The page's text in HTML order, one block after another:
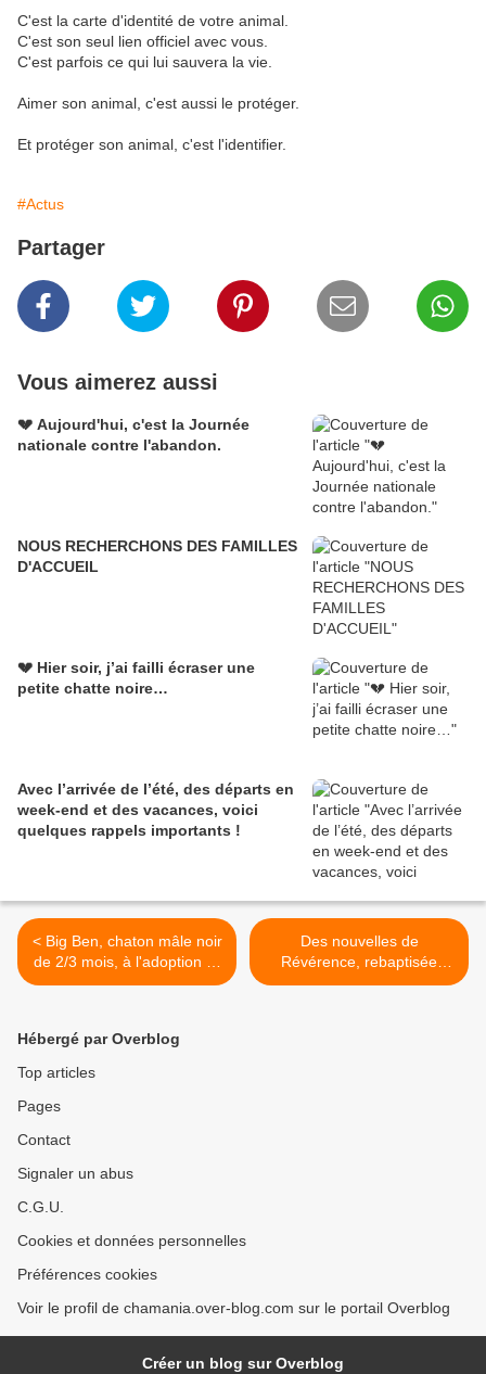
C'est la carte d'identité de votre animal.
C'est son seul lien officiel avec vous.
C'est parfois ce qui lui sauvera la vie.
Aimer son animal, c'est aussi le protéger.
Et protéger son animal, c'est l'identifier.
#Actus
Partager
Vous aimerez aussi
💔 Aujourd'hui, c'est la Journée
nationale contre l'abandon.
NOUS RECHERCHONS DES FAMILLES
D'ACCUEIL
💔 Hier soir, j’ai failli écraser une
petite chatte noire…
Avec l’arrivée de l’été, des départs en
week-end et des vacances, voici
quelques rappels importants !
< Big Ben, chaton mâle noir
de 2/3 mois, à l'adoption ->
adopté
Des nouvelles de
Révérence, rebaptisée
Rebelle, adoptée en
Hébergé par Overblog
Top articles
Pages
Contact
Signaler un abus
C.G.U.
Cookies et données personnelles
Préférences cookies
Voir le profil de chamania.over-blog.com sur le portail Overblog
Créer un blog sur Overblog